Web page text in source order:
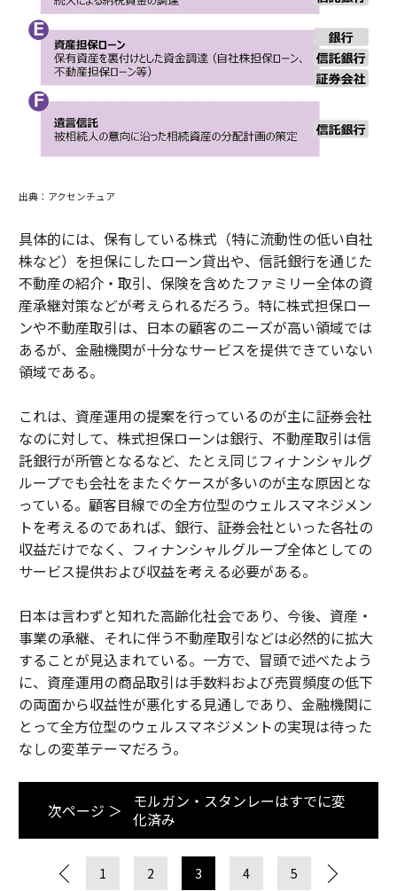
出典：アクセンチュア
具体的には、保有している株式（特に流動性の低い自社
株など）を担保にしたローン貸出や、信託銀行を通じた
不動産の紹介・取引、保険を含めたファミリー全体の資
産承継対策などが考えられるだろう。特に株式担保ロー
ンや不動産取引は、日本の顧客のニーズが高い領域では
あるが、金融機関が十分なサービスを提供できていない
領域である。
これは、資産運用の提案を行っているのが主に証券会社
なのに対して、株式担保ローンは銀行、不動産取引は信
託銀行が所管となるなど、たとえ同じフィナンシャルグ
ループでも会社をまたぐケースが多いのが主な原因とな
っている。顧客目線での全方位型のウェルスマネジメン
トを考えるのであれば、銀行、証券会社といった各社の
収益だけでなく、フィナンシャルグループ全体としての
サービス提供および収益を考える必要がある。
日本は言わずと知れた高齢化社会であり、今後、資産・
事業の承継、それに伴う不動産取引などは必然的に拡大
することが見込まれている。一方で、冒頭で述べたよう
に、資産運用の商品取引は手数料および売買頻度の低下
の両面から収益性が悪化する見通しであり、金融機関に
とって全方位型のウェルスマネジメントの実現は待った
なしの変革テーマだろう。
次ページ ＞
モルガン・スタンレーはすでに変
化済み
1 2 3 4 5